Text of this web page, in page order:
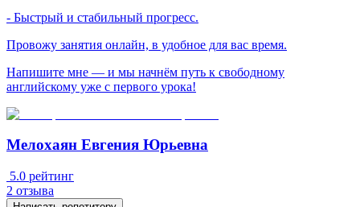
- Быстрый и стабильный прогресс.
Провожу занятия онлайн, в удобное для вас время.
Напишите мне — и мы начнём путь к свободному
английскому уже с первого урока!
Мелохаян Евгения Юрьевна
5.0 рейтинг
2 отзыва